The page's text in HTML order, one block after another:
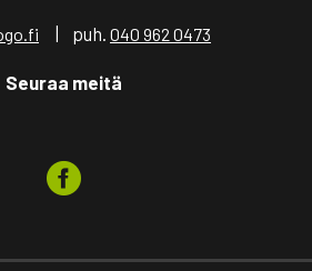
| puh. 040 962 0473
Seuraa meitä